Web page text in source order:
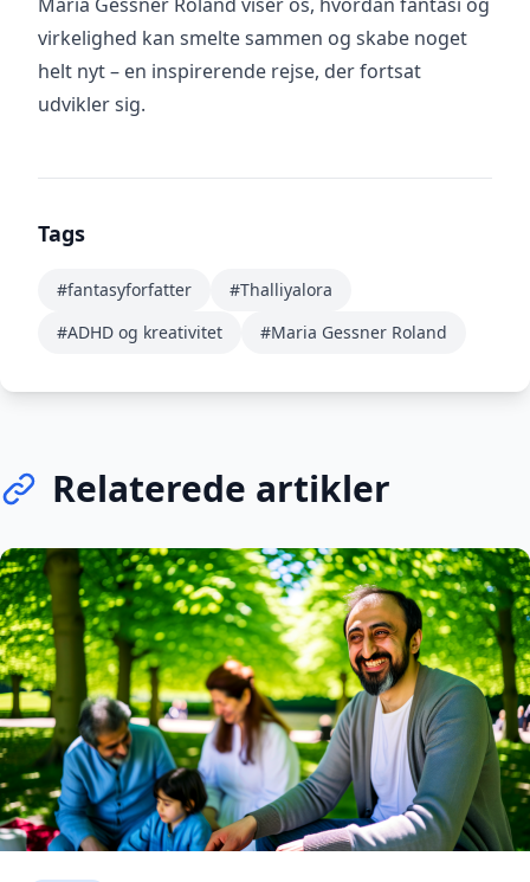
virkelighed kan smelte sammen og skabe noget
helt nyt – en inspirerende rejse, der fortsat
udvikler sig.
Tags
#fantasyforfatter
#Thalliyalora
#ADHD og kreativitet
#Maria Gessner Roland
Relaterede artikler